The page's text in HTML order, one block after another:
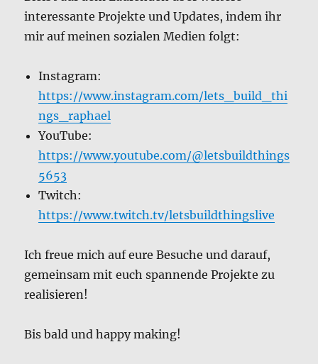
interessante Projekte und Updates, indem ihr
mir auf meinen sozialen Medien folgt:
Instagram:
https://www.instagram.com/lets_build_thi
ngs_raphael
YouTube:
https://www.youtube.com/@letsbuildthings
5653
Twitch:
https://www.twitch.tv/letsbuildthingslive
Ich freue mich auf eure Besuche und darauf,
gemeinsam mit euch spannende Projekte zu
realisieren!
Bis bald und happy making!